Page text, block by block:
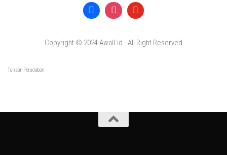
Copyright © 2024 Awall.id - All Right Reserved
Tulisan Peradaban